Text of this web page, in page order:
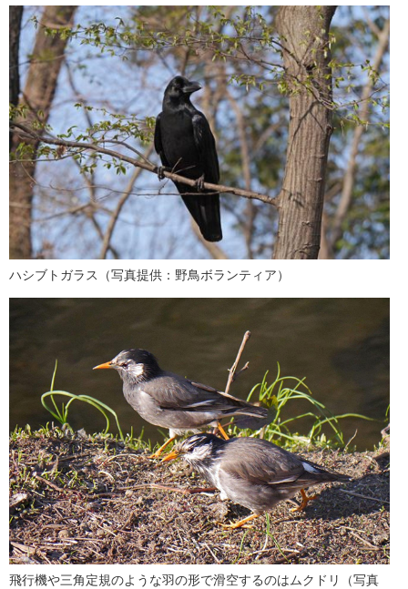
ハシブトガラス（写真提供：野鳥ボランティア）
飛行機や三角定規のような羽の形で滑空するのはムクドリ（写真